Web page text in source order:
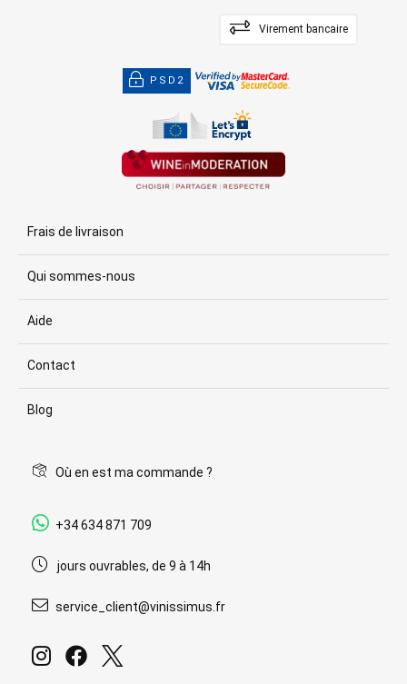
Virement bancaire
PSD2
Frais de livraison
Qui sommes-nous
Aide
Contact
Blog
Où en est ma commande ?
+34 634 871 709
jours ouvrables, de 9 à 14h
service_client@vinissimus.fr